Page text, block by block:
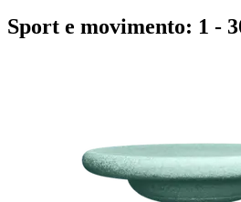
Sport e movimento: 1 -